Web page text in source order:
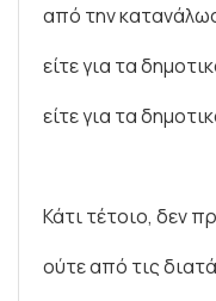
από την
είτε για τα
είτε για τα
Κάτι τέτοιο, δεν
ούτε από τις